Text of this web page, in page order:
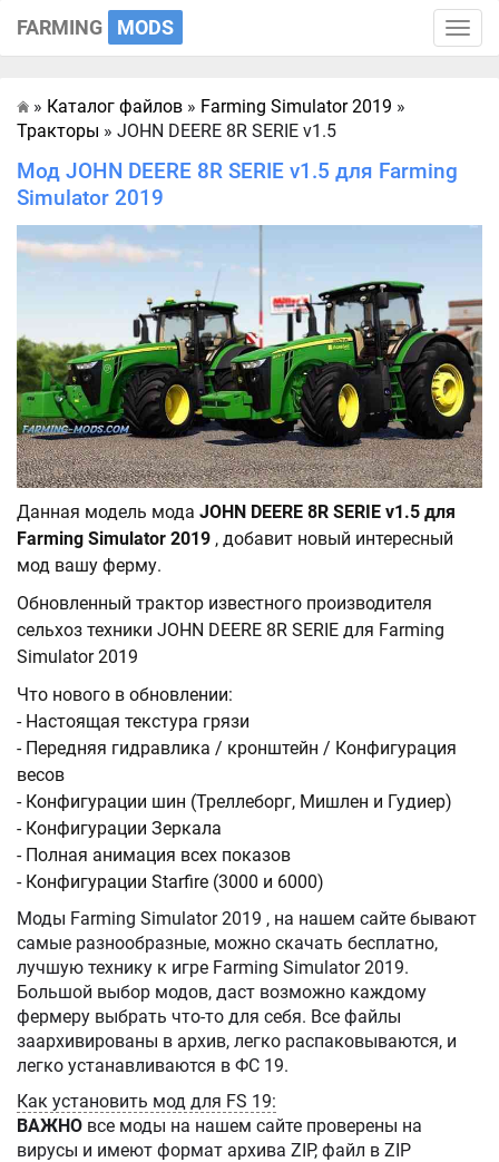
Toggle
FARMING MODS
Главная
» Каталог файлов » Farming Simulator 2019 »
Тракторы » JOHN DEERE 8R SERIE v1.5
Мод JOHN DEERE 8R SERIE v1.5 для Farming
Simulator 2019
Данная модель мода JOHN DEERE 8R SERIE v1.5 для
Farming Simulator 2019 , добавит новый интересный
мод вашу ферму.
Обновленный трактор известного производителя
сельхоз техники JOHN DEERE 8R SERIE для Farming
Simulator 2019
Что нового в обновлении:
- Настоящая текстура грязи
- Передняя гидравлика / кронштейн / Конфигурация
весов
- Конфигурации шин (Треллеборг, Мишлен и Гудиер)
- Конфигурации Зеркала
- Полная анимация всех показов
- Конфигурации Starfire (3000 и 6000)
Моды Farming Simulator 2019 , на нашем сайте бывают
самые разнообразные, можно скачать бесплатно,
лучшую технику к игре Farming Simulator 2019.
Большой выбор модов, даст возможно каждому
фермеру выбрать что-то для себя. Все файлы
заархивированы в архив, легко распаковываются, и
легко устанавливаются в ФС 19.
Как установить мод для FS 19:
ВАЖНО все моды на нашем сайте проверены на
вирусы и имеют формат архива ZIP, файл в ZIP